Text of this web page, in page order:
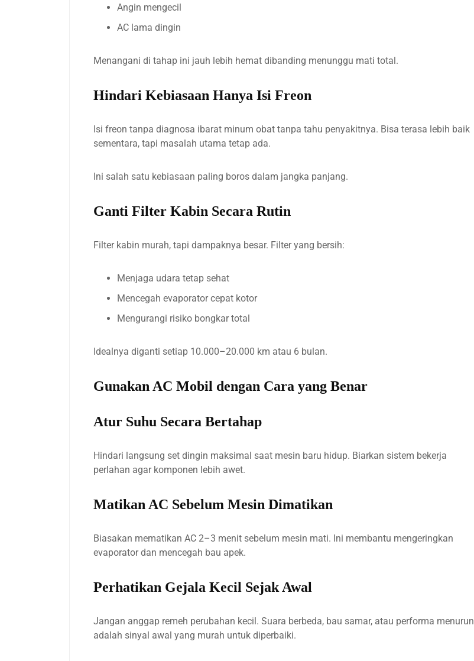
Angin mengecil
AC lama dingin
Menangani di tahap ini jauh lebih hemat dibanding menunggu mati total.
Hindari Kebiasaan Hanya Isi Freon
Isi freon tanpa diagnosa ibarat minum obat tanpa tahu penyakitnya. Bisa terasa lebih baik
sementara, tapi masalah utama tetap ada.
Ini salah satu kebiasaan paling boros dalam jangka panjang.
Ganti Filter Kabin Secara Rutin
Filter kabin murah, tapi dampaknya besar. Filter yang bersih:
Menjaga udara tetap sehat
Mencegah evaporator cepat kotor
Mengurangi risiko bongkar total
Idealnya diganti setiap 10.000–20.000 km atau 6 bulan.
Gunakan AC Mobil dengan Cara yang Benar
Atur Suhu Secara Bertahap
Hindari langsung set dingin maksimal saat mesin baru hidup. Biarkan sistem bekerja
perlahan agar komponen lebih awet.
Matikan AC Sebelum Mesin Dimatikan
Biasakan mematikan AC 2–3 menit sebelum mesin mati. Ini membantu mengeringkan
evaporator dan mencegah bau apek.
Perhatikan Gejala Kecil Sejak Awal
Jangan anggap remeh perubahan kecil. Suara berbeda, bau samar, atau performa menurun
adalah sinyal awal yang murah untuk diperbaiki.